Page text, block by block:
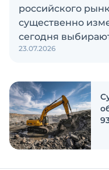
российского
существенно
сегодня
также кого
ответить на эти
23.07.2026